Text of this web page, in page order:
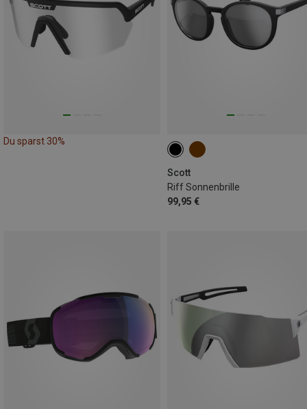
Du sparst 30%
Scott
Riff Sonnenbrille
99,95 €